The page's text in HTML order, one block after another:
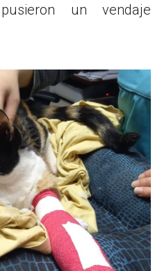
un vendaje